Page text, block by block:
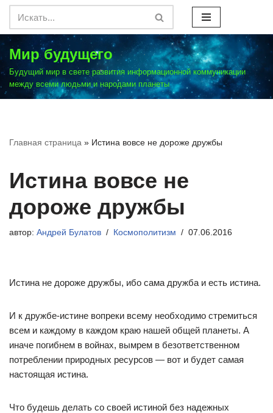
Перейти
к
содержимому
Мир будущего
Будущий мир в свете развития информационной коммуникации
между всеми людьми и народами планеты
Главная страница » Истина вовсе не дороже дружбы
Истина вовсе не
дороже дружбы
автор: Андрей Булатов Космополитизм 07.06.2016
Истина не дороже дружбы, ибо сама дружба и есть истина.
И к дружбе-истине вопреки всему необходимо стремиться
всем и каждому в каждом краю нашей общей планеты. А
иначе погибнем в войнах, вымрем в безответственном
потреблении природных ресурсов — вот и будет самая
настоящая истина.
Что будешь делать со своей истиной без надежных